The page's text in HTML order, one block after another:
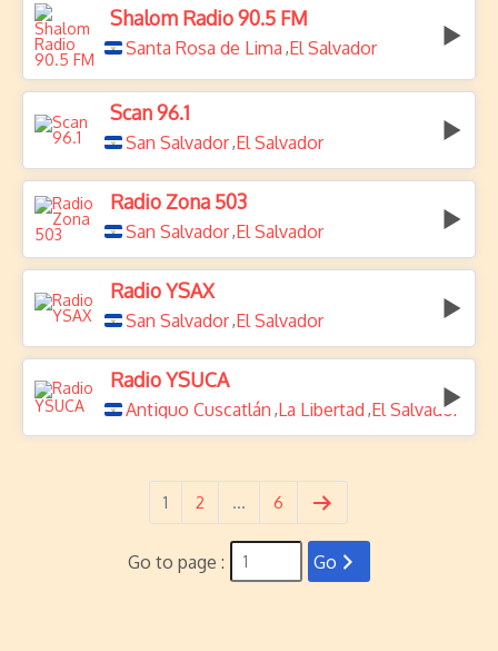
Shalom Radio 90.5 FM
Santa Rosa de Lima ,El Salvador
Scan 96.1
San Salvador,El Salvador
Radio Zona 503
San Salvador,El Salvador
Radio YSAX
San Salvador,El Salvador
Radio YSUCA
Antiguo Cuscatlán ,La Libertad ,El Salvador
1 2 … 6
Go to page : Go